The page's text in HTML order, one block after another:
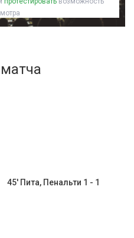
45' Пита, Пенальти 1 - 1